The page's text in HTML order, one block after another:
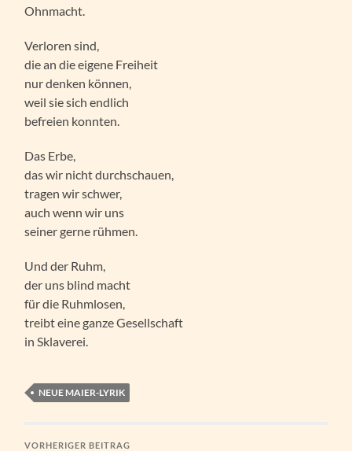
Ohnmacht.
Verloren sind,
die an die eigene Freiheit
nur denken können,
weil sie sich endlich
befreien konnten.
Das Erbe,
das wir nicht durchschauen,
tragen wir schwer,
auch wenn wir uns
seiner gerne rühmen.
Und der Ruhm,
der uns blind macht
für die Ruhmlosen,
treibt eine ganze Gesellschaft
in Sklaverei.
NEUE MAIER-LYRIK
VORHERIGER BEITRAG